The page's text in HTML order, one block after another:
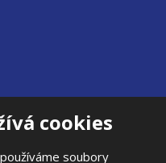
cookies
soubory